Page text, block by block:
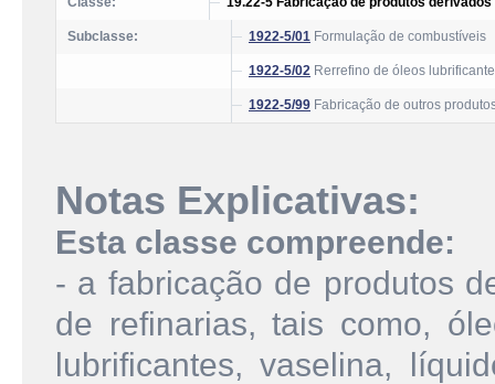
Subclasse: 1922-5/01 Formulação de combustíveis
1922-5/02 Rerrefino de óleos
1922-5/99 Fabricação de outros
Notas Explicativas:
Esta classe compreende:
- a fabricação de produtos
de refinarias, tais como,
lubrificantes, vaselina,